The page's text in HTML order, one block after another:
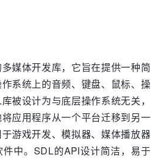
媒体开发库，它旨在提供一种简
系统上的音频、键盘、鼠标、操
被设计为与底层操作系统无关，
应用程序从一个平台迁移到另一
游戏开发、模拟器、媒体播放器
中。SDL的API设计简洁，易于